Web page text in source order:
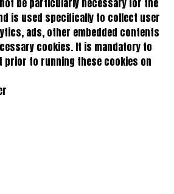
be particularly necessary for the
is used specifically to collect user
ads, other embedded contents
cookies. It is mandatory to
to running these cookies on